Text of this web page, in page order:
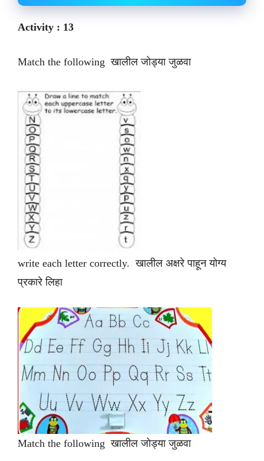
Activity : 13
Match the following खालील जोड्या जुळवा
write each letter correctly. खालील अक्षरे पाहून योग्य
प्रकारे लिहा
Match the following खालील जोड्या जुळवा